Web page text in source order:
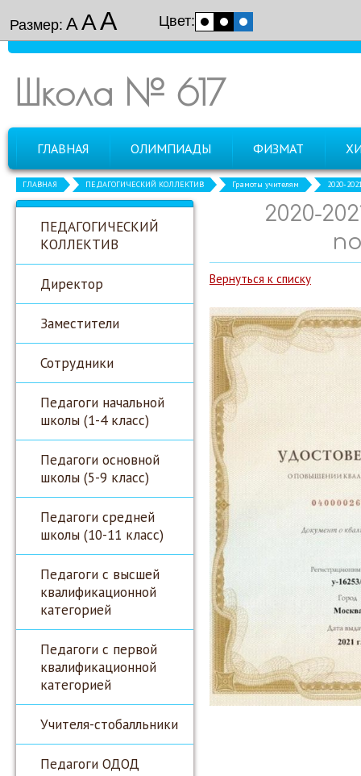
Размер: ААА Цвет:
Школа № 617
ГЛАВНАЯ ОЛИМПИАДЫ ФИЗМАТ
ГЛАВНАЯ ПЕДАГОГИЧЕСКИЙ КОЛЛЕКТИВ Грамоты учителям 2020-
ПЕДАГОГИЧЕСКИЙ
КОЛЛЕКТИВ
Директор
Заместители
Сотрудники
Педагоги начальной
школы (1-4 класс)
Педагоги основной
школы (5-9 класс)
Педагоги средней
школы (10-11 класс)
Педагоги с высшей
квалификационной
категорией
Педагоги с первой
квалификационной
категорией
Учителя-стобалльники
Педагоги ОДОД
2020-
Вернуться к списку